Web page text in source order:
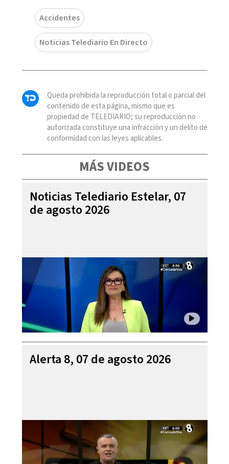
Accidentes
Noticias Telediario En Directo
Queda prohibida la reproducción total o parcial del
contenido de esta página, mismo que es
propiedad de TELEDIARIO; su reproducción no
autorizada constituye una infracción y un delito de
conformidad con las leyes aplicables.
MÁS VIDEOS
Noticias Telediario Estelar, 07
de agosto 2026
Alerta 8, 07 de agosto 2026